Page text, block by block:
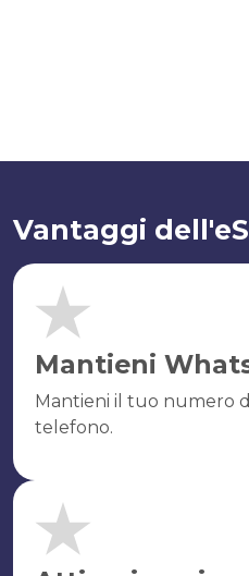
Vantaggi
Mantieni
Mantieni il tuo numero
telefono.